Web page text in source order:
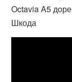
Octavia A5
Шкода